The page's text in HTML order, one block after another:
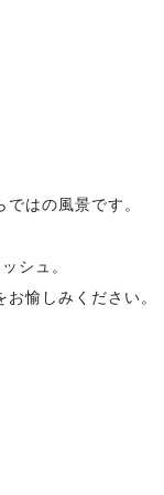
はの風景です。
シュ。
愉しみください。